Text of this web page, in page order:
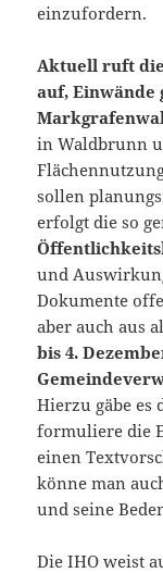
einzufordern.
Aktuell ruft
auf, Einwände
in Waldbrunn
sollen
erfolgt die so
und
Dokumente
aber auch aus
bis 4.
Hierzu gäbe es
formuliere die
einen
könne man
und seine
Die IHO weist